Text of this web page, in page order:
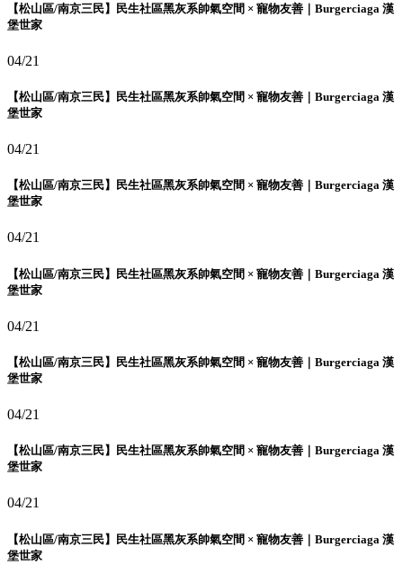
【松山區/南京三民】民生社區黑灰系帥氣空間 × 寵物友善｜Burgerciaga 漢
堡世家
04/21
【松山區/南京三民】民生社區黑灰系帥氣空間 × 寵物友善｜Burgerciaga 漢
堡世家
04/21
【松山區/南京三民】民生社區黑灰系帥氣空間 × 寵物友善｜Burgerciaga 漢
堡世家
04/21
【松山區/南京三民】民生社區黑灰系帥氣空間 × 寵物友善｜Burgerciaga 漢
堡世家
04/21
【松山區/南京三民】民生社區黑灰系帥氣空間 × 寵物友善｜Burgerciaga 漢
堡世家
04/21
【松山區/南京三民】民生社區黑灰系帥氣空間 × 寵物友善｜Burgerciaga 漢
堡世家
04/21
【松山區/南京三民】民生社區黑灰系帥氣空間 × 寵物友善｜Burgerciaga 漢
堡世家